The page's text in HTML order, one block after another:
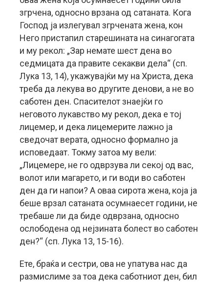
згрчена, односно врзана од сатаната. Кога
Господ ја излегувал згрчената жена, кон
Него пристапил старешината на синагогата
и му рекол: „Зар немате шест дена во
седмицата да правите секакви дела“ (сп.
Лука 13, 14), укажувајќи му на Христа, дека
треба да лекува во другите денови, а не во
саботен ден. Спасителот знаејќи го
неговото лукавство му рекол, дека е тој
лицемер, и дека лицемерите лажно ја
сведочат верата, односно формално ја
исповедаат. Токму затоа му вели:
„Лицемере, не го одврзува ли секој од вас,
волот или магарето, и ги води во саботен
ден да ги напои? А оваа сирота жена, која ја
беше врзал сатаната осумнаесет години, не
требаше ли да биде одврзана, односно
ослободена од нејзината болест во саботен
ден?“ (сп. Лука 13, 15-16).
Ете, браќа и сестри, ова не упатува нас да
размислиме за тоа дека саботниот ден, бил